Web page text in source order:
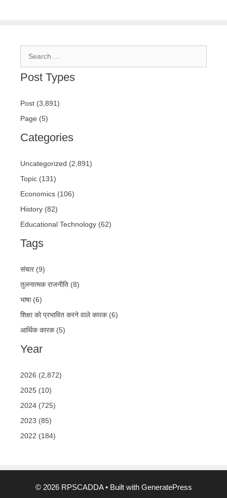
Post Types
Post (3,891)
Page (5)
Categories
Uncategorized (2,891)
Topic (131)
Economics (106)
History (82)
Educational Technology (62)
Tags
संचार (9)
तुलनात्मक राजनीति (8)
भाषा (6)
शिक्षा को प्रभावित करने वाले कारक (6)
आर्थिक कारक (5)
Year
2026 (2,872)
2025 (10)
2024 (725)
2023 (85)
2022 (184)
© 2026 RPSCADDA• Built with GeneratePress